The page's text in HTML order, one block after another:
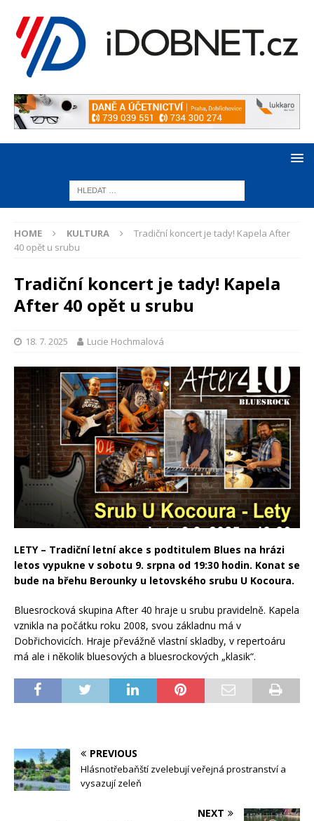
HOME KULTURA
Tradiční koncert je tady! Kapela After
40 opět u srubu
Tradiční koncert je tady! Kapela
After 40 opět u srubu
18. 7. 2025 Lucie Hochmalová
LETY – Tradiční letní akce s podtitulem Blues na hrázi
letos vypukne v sobotu 9. srpna od 19:30 hodin. Konat se
bude na břehu Berounky u letovského srubu U Kocoura.
Bluesrocková skupina After 40 hraje u srubu pravidelně. Kapela
vznikla na počátku roku 2008, svou základnu má v
Dobřichovicích. Hraje převážně vlastní skladby, v repertoáru
má ale i několik bluesových a bluesrockových „klasik“.
PREVIOUS
Hlásnotřebaňští zvelebují veřejná prostranství a
vysazují zeleň
NEXT